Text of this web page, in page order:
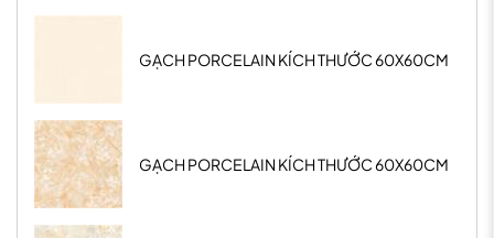
GẠCH PORCELAIN KÍCH THƯỚC 60X60CM
GẠCH PORCELAIN KÍCH THƯỚC 60X60CM